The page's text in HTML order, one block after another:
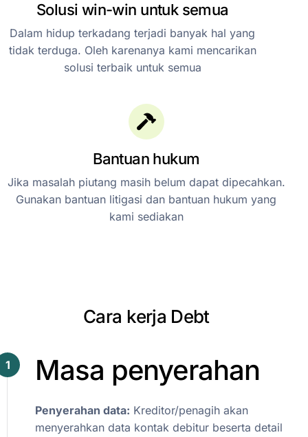
Solusi win-win untuk semua
Dalam hidup terkadang terjadi banyak hal yang
tidak terduga. Oleh karenanya kami mencarikan
solusi terbaik untuk semua
Bantuan hukum
Jika masalah piutang masih belum dapat dipecahkan.
Gunakan bantuan litigasi dan bantuan hukum yang
kami sediakan
Cara kerja Debt
Masa penyerahan
1
Penyerahan data: Kreditor/penagih akan
menyerahkan data kontak debitur beserta detail